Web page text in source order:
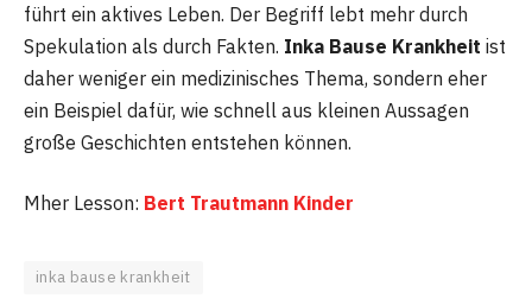
führt ein aktives Leben. Der Begriff lebt mehr durch
Spekulation als durch Fakten. Inka Bause Krankheit ist
daher weniger ein medizinisches Thema, sondern eher
ein Beispiel dafür, wie schnell aus kleinen Aussagen
große Geschichten entstehen können.
Mher Lesson: Bert Trautmann Kinder
inka bause krankheit